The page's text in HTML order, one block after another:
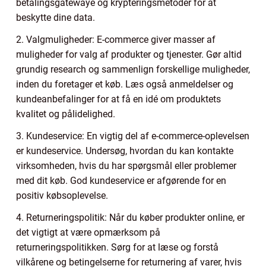
betalingsgatewaye og krypteringsmetoder for at
beskytte dine data.
2. Valgmuligheder: E-commerce giver masser af
muligheder for valg af produkter og tjenester. Gør altid
grundig research og sammenlign forskellige muligheder,
inden du foretager et køb. Læs også anmeldelser og
kundeanbefalinger for at få en idé om produktets
kvalitet og pålidelighed.
3. Kundeservice: En vigtig del af e-commerce-oplevelsen
er kundeservice. Undersøg, hvordan du kan kontakte
virksomheden, hvis du har spørgsmål eller problemer
med dit køb. God kundeservice er afgørende for en
positiv købsoplevelse.
4. Returneringspolitik: Når du køber produkter online, er
det vigtigt at være opmærksom på
returneringspolitikken. Sørg for at læse og forstå
vilkårene og betingelserne for returnering af varer, hvis